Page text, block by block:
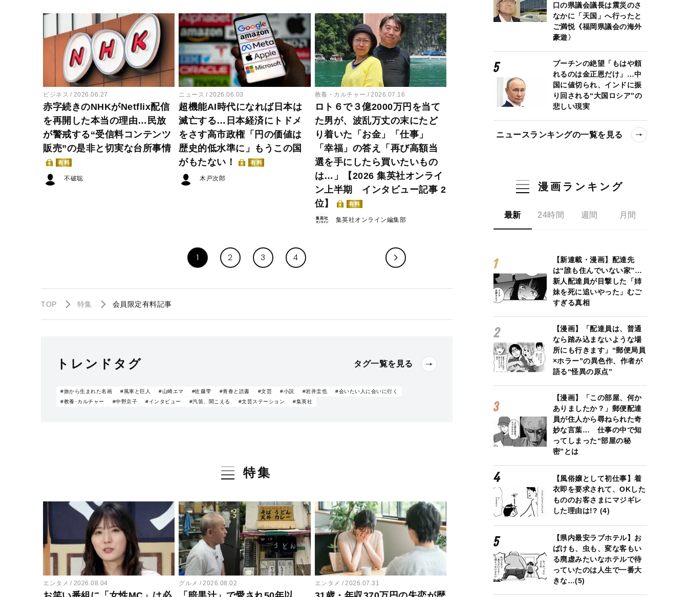
ビジネス 2026.06.27
赤字続きのNHKがNetflix配信
を再開した本当の理由…民放
が警戒する“受信料コンテンツ
販売”の是非と切実な台所事情
有料
不破聡
ニュース 2026.06.03
超機能AI時代になれば日本は
滅亡する…日本経済にトドメ
をさす高市政権「円の価値は
歴史的低水準に」もうこの国
がもたない！
有料
木戸次郎
教養・カルチャー 2026.07.16
ロト６で３億2000万円を当て
た男が、波乱万丈の末にたど
り着いた「お金」「仕事」
「幸福」の答え「再び高額当
選を手にしたら買いたいもの
は…」【2026 集英社オンライ
ン上半期 インタビュー記事 2
位】
有料
集英社オンライン編集部
1 2 3 4
TOP 特集 会員限定有料記事
トレンドタグ タグ一覧を見る
#旅から生まれた名画 #風車と巨人 #山崎エマ #佐藤雫 #青春と読書 #文芸 #小説 #岩井圭也
#会いたい人に会いに行く
#教養･カルチャー
#中野京子 #インタビュー #汽笛、聞こえる #文芸ステーション #集英社
特集
エンタメ 2026.08.04 グルメ 2026.08.02 エンタメ 2026.07.31
口の県議会議長は震災のさ
なかに「天国」へ行ったと
ご満悦《福岡県議会の海外
豪遊〉
プーチンの絶望「もはや頼
れるのは金正恩だけ」…中
国に値切られ、インドに振
り回される“大国ロシア”の
悲しい現実
ニュースランキングの一覧を見る
漫画ランキング
最新 24時間 週間 月間
【新連載・漫画】配達先
は“誰も住んでいない家”…
新人配達員が目撃した「姉
妹を死に追いやった」むご
すぎる真相
【漫画】「配達員は、普通
なら踏み込まないような場
所にも行きます」“郵便局員
×ホラー”の異色作、作者が
語る“怪異の原点”
【漫画】「この部屋、何か
ありましたか？」郵便配達
員が住人から尋ねられた奇
妙な言葉… 仕事の中で知
ってしまった“部屋の秘
密”とは
【風俗嬢として初仕事】着
衣即を要求されて、OKした
もののお客さまにマジギレ
した理由は!? (4)
【県内最安ラブホテル】お
ばけも、虫も、変な客もい
る廃虚みたいなホテルで待
っていたのは人生で一番大
きな…(5)